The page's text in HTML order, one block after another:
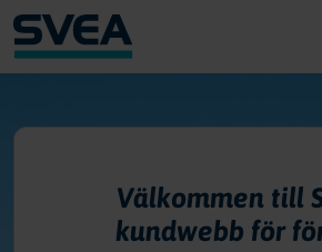
Välkommen till
kundwebb för